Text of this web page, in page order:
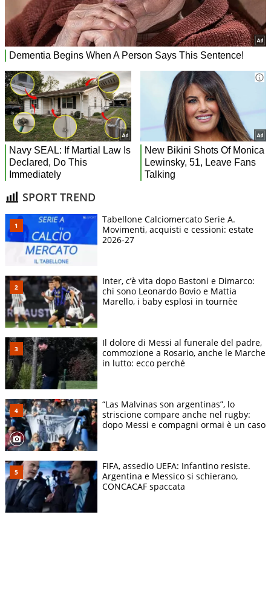
SPORT TREND
Tabellone Calciomercato Serie A.
Movimenti, acquisti e cessioni: estate
2026-27
Inter, c’è vita dopo Bastoni e Dimarco:
chi sono Leonardo Bovio e Mattia
Marello, i baby esplosi in tournèe
Il dolore di Messi al funerale del padre,
commozione a Rosario, anche le Marche
in lutto: ecco perché
“Las Malvinas son argentinas”, lo
striscione compare anche nel rugby:
dopo Messi e compagni ormai è un caso
FIFA, assedio UEFA: Infantino resiste.
Argentina e Messico si schierano,
CONCACAF spaccata